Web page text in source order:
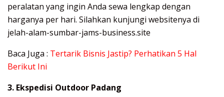
peralatan yang ingin Anda sewa lengkap dengan
harganya per hari. Silahkan kunjungi websitenya di
jelah-alam-sumbar-jams-business.site
Baca Juga : Tertarik Bisnis Jastip? Perhatikan 5 Hal
Berikut Ini
3. Ekspedisi Outdoor Padang